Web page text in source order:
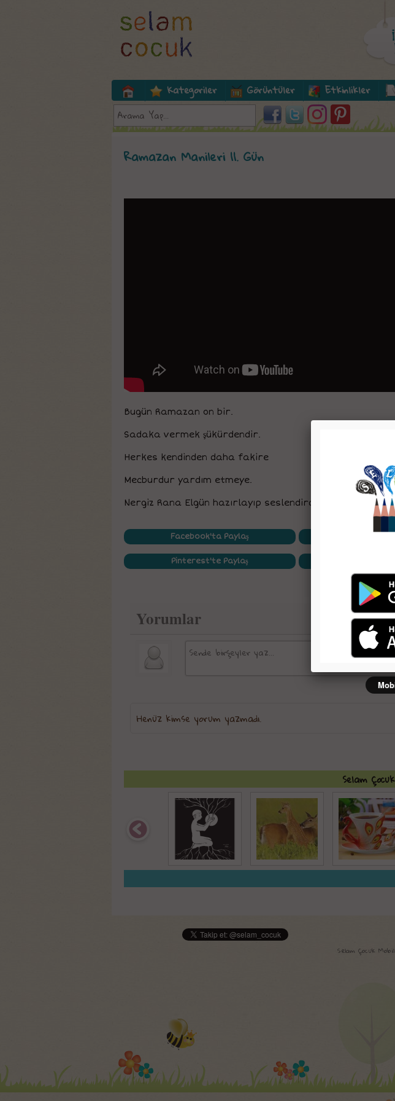
Kategoriler Görüntüler Etkinlikler
Ramazan Manileri 11. Gün
Bugün Ramazan on bir.
Sadaka vermek şükürdendir.
Herkes kendinden daha fakire
Mecburdur yardım etmeye.
Nergiz Rana Elgün hazırlayıp seslendirdi Hatice Vanlı
Facebook'ta Paylaş
Pinterest'te Paylaş
Yorumlar
Henüz kimse yorum yazmadı.
Selam
Selam Çocuk